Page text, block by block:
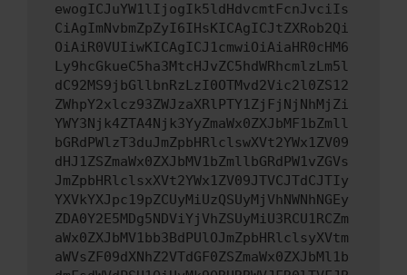
ewogICJuYW1lIjogIk5ldHdvcmtFcnJvciIs
CiAgImNvbmZpZyI6IHsKICAgICJtZXRob2Qi
OiAiR0VUIiwKICAgICJ1cmwiOiAiaHR0cHM6
Ly9hcGkueC5ha3MtcHJvZC5hdWRhcmlzLm5l
dC92MS9jbGllbnRzLzI0OTMvd2Vic2l0ZS12
ZWhpY2xlcz93ZWJzaXRlPTY1ZjFjNjNhMjZi
YWY3Njk4ZTA4Njk3YyZmaWx0ZXJbMF1bZmll
bGRdPWlzT3duJmZpbHRlclswXVt2YWx1ZV09
dHJ1ZSZmaWx0ZXJbMV1bZmllbGRdPW1vZGVs
JmZpbHRlclsxXVt2YWx1ZV09JTVCJTdCJTIy
YXVkYXJpc19pZCUyMiUzQSUyMjVhNWNhNGEy
ZDA0Y2E5MDg5NDViYjVhZSUyMiU3RCU1RCZm
aWx0ZXJbMV1bb3BdPUlOJmZpbHRlclsyXVtm
aWVsZF09dXNhZ2VTdGF0ZSZmaWx0ZXJbMl1b